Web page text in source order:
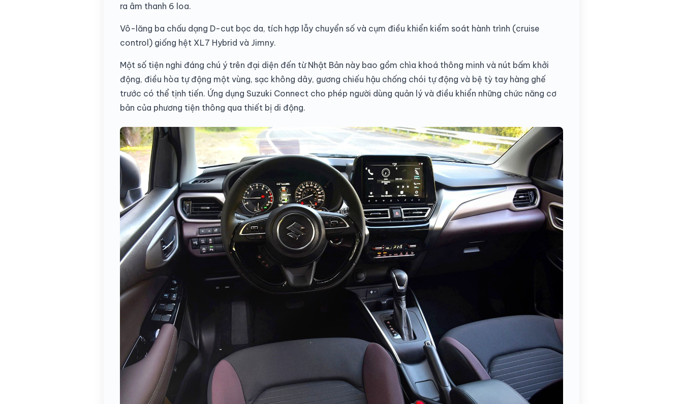
ra âm thanh 6 loa.
Vô-lăng ba chấu dạng D-cut bọc da, tích hợp lẫy chuyển số và cụm điều khiển kiểm soát hành trình (cruise
control) giống hệt XL7 Hybrid và Jimny.
Một số tiện nghi đáng chú ý trên đại diện đến từ Nhật Bản này bao gồm chìa khoá thông minh và nút bấm khởi
động, điều hòa tự động một vùng, sạc không dây, gương chiếu hậu chống chói tự động và bệ tỳ tay hàng ghế
trước có thể tịnh tiến. Ứng dụng Suzuki Connect cho phép người dùng quản lý và điều khiển những chức năng cơ
bản của phương tiện thông qua thiết bị di động.